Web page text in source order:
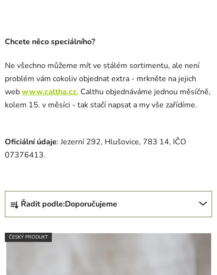
Chcete něco speciálního?
Ne všechno můžeme mít ve stálém sortimentu, ale není
problém vám cokoliv objednat extra - mrkněte na jejich
webwww.caltha.cz. Calthu objednáváme jednou měsíčně,
kolem 15. v měsíci - tak stačí napsat a my vše zařídíme.
Oficiální údaje: Jezerní 292, Hlušovice, 783 14, IČO
07376413.
Ř
z
e
n
Řadit podle:Doporučujeme
V
ý
ČESKÝ PRODUKT